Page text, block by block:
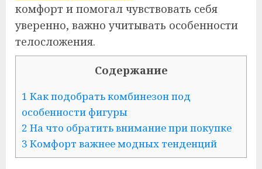
комфорт и помогал чувствовать себя
уверенно, важно учитывать особенности
телосложения.
Содержание
1 Как подобрать комбинезон под
особенности фигуры
2 На что обратить внимание при покупке
3 Комфорт важнее модных тенденций